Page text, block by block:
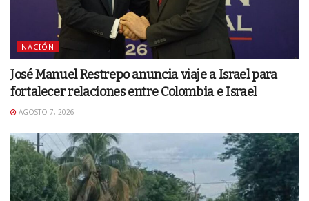
NACIÓN
José Manuel Restrepo anuncia viaje a Israel para
fortalecer relaciones entre Colombia e Israel
AGOSTO 7, 2026